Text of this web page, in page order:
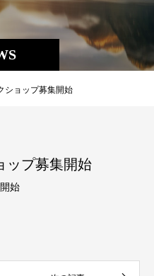
ショップ募集開始
ップ募集開始
始